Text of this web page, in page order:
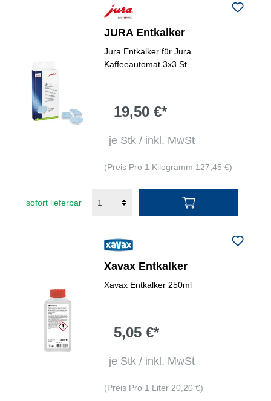
JURA Entkalker
Jura Entkalker für Jura
Kaffeeautomat 3x3 St.
19,50 €*
je Stk / inkl. MwSt
(Preis Pro 1 Kilogramm 127,45 €)
sofort lieferbar
Xavax Entkalker
Xavax Entkalker 250ml
5,05 €*
je Stk / inkl. MwSt
(Preis Pro 1 Liter 20,20 €)